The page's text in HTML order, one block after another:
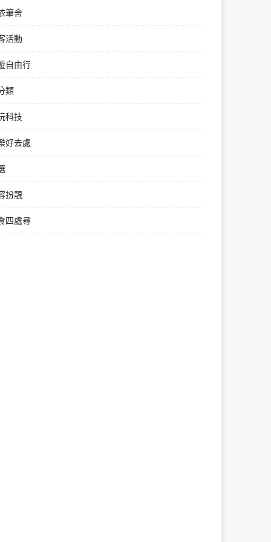
筆舍
活動
自由行
類
科技
好去處
扮靚
四處尋